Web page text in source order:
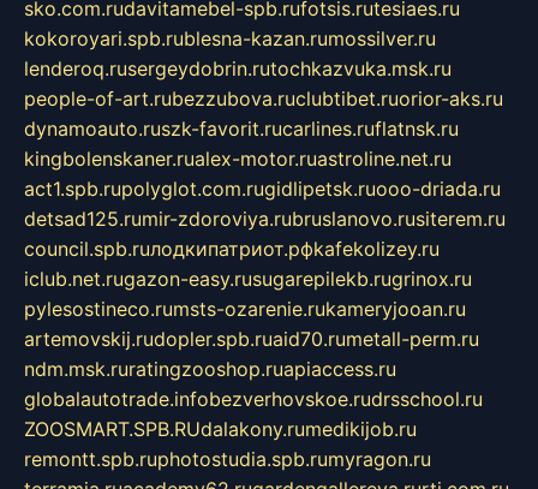
sko.com.rudavitamebel-spb.rufotsis.rutesiaes.ru
kokoroyari.spb.rublesna-kazan.rumossilver.ru
lenderoq.rusergeydobrin.rutochkazvuka.msk.ru
people-of-art.rubezzubova.ruclubtibet.ruorior-aks.ru
dynamoauto.ruszk-favorit.rucarlines.ruflatnsk.ru
kingbolenskaner.rualex-motor.ruastroline.net.ru
act1.spb.rupolyglot.com.rugidlipetsk.ruooo-driada.ru
detsad125.rumir-zdoroviya.rubruslanovo.rusiterem.ru
council.spb.ruлодкипатриот.рфkafekolizey.ru
iclub.net.rugazon-easy.rusugarepilekb.rugrinox.ru
pylesostineco.rumsts-ozarenie.rukameryjooan.ru
artemovskij.rudopler.spb.ruaid70.rumetall-perm.ru
ndm.msk.ruratingzooshop.ruapiaccess.ru
globalautotrade.infobezverhovskoe.rudrsschool.ru
ZOOSMART.SPB.RUdalakony.rumedikijob.ru
remontt.spb.ruphotostudia.spb.rumyragon.ru